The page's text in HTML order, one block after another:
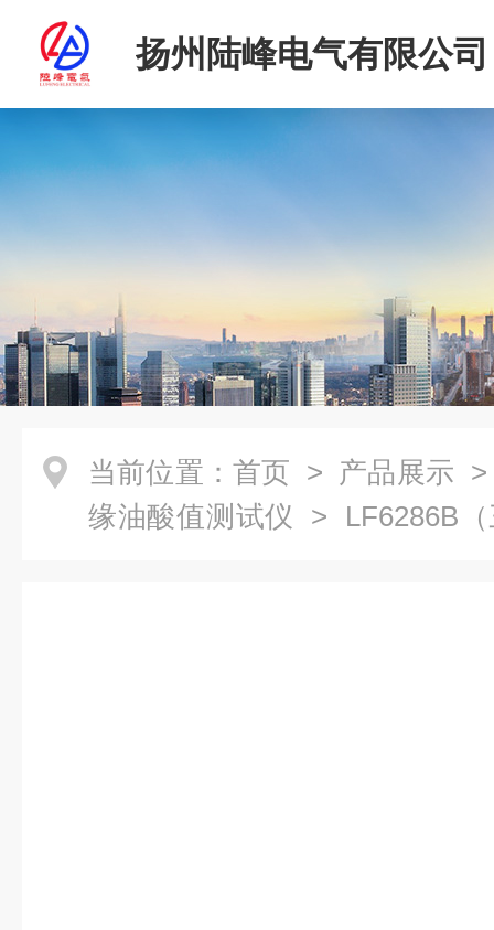
扬州陆峰电气有限公司
当前位置： 首页 > 产品展示
缘油酸值测试仪 > LF6286B